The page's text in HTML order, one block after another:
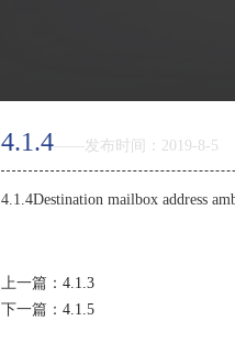
4.1.4——发布时间：2019-8-5
4.1.4Destination mailbox address
上一篇： 4.1.3
下一篇： 4.1.5